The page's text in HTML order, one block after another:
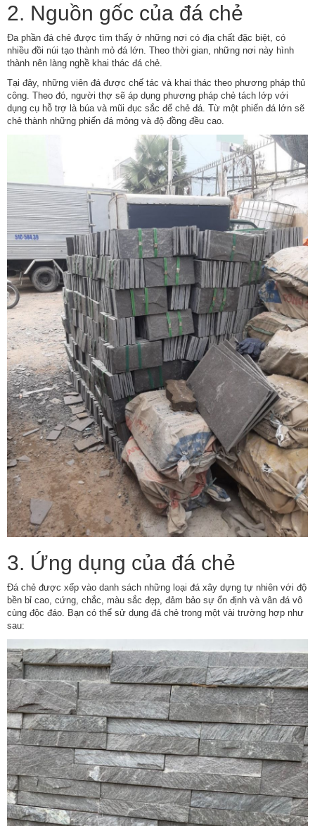
2. Nguồn gốc của đá chẻ
Đa phần đá chẻ được tìm thấy ở những nơi có địa chất đặc biệt, có
nhiều đồi núi tạo thành mỏ đá lớn. Theo thời gian, những nơi này hình
thành nên làng nghề khai thác đá chẻ.
Tại đây, những viên đá được chế tác và khai thác theo phương pháp thủ
công. Theo đó, người thợ sẽ áp dụng phương pháp chẻ tách lớp với
dụng cụ hỗ trợ là búa và mũi đục sắc để chẻ đá. Từ một phiến đá lớn sẽ
chẻ thành những phiến đá mỏng và độ đồng đều cao.
3. Ứng dụng của đá chẻ
Đá chẻ được xếp vào danh sách những loại đá xây dựng tự nhiên với độ
bền bỉ cao, cứng, chắc, màu sắc đẹp, đảm bảo sự ổn định và vân đá vô
cùng độc đáo. Bạn có thể sử dụng đá chẻ trong một vài trường hợp như
sau: